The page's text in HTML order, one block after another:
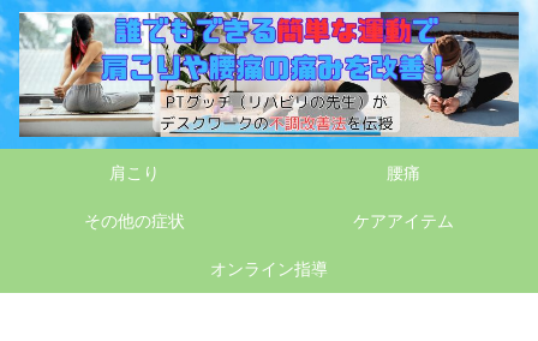
肩こり 腰痛
その他の症状 ケアアイテム
オンライン指導